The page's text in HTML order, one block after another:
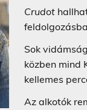
Crudot
Sok
közben mind
kellemes
Az alkotók